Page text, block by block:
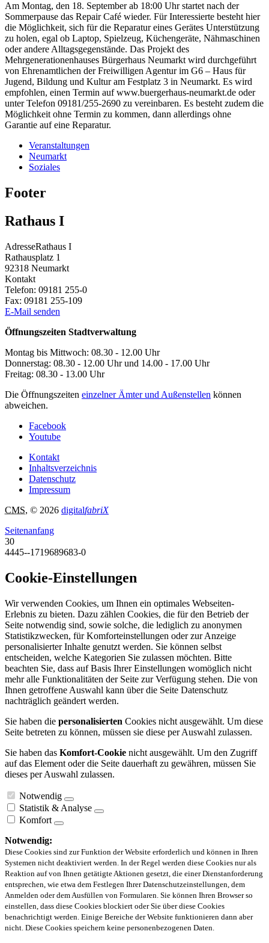
Am Montag, den 18. September ab 18:00 Uhr startet nach der
Sommerpause das Repair Café wieder. Für Interessierte besteht hier
die Möglichkeit, sich für die Reparatur eines Gerätes Unterstützung
zu holen, egal ob Laptop, Spielzeug, Küchengeräte, Nähmaschinen
oder andere Alltagsgegenstände. Das Projekt des
Mehrgenerationenhauses Bürgerhaus Neumarkt wird durchgeführt
von Ehrenamtlichen der Freiwilligen Agentur im G6 – Haus für
Jugend, Bildung und Kultur am Festplatz 3 in Neumarkt. Es wird
empfohlen, einen Termin auf www.buergerhaus-neumarkt.de oder
unter Telefon 09181/255-2690 zu vereinbaren. Es besteht zudem die
Möglichkeit ohne Termin zu kommen, dann allerdings ohne
Garantie auf eine Reparatur.
Veranstaltungen
Neumarkt
Soziales
Footer
Rathaus I
AdresseRathaus I
Rathausplatz 1
92318 Neumarkt
Kontakt
Telefon: 09181 255-0
Fax: 09181 255-109
E-Mail senden
Öffnungszeiten Stadtverwaltung
Montag bis Mittwoch: 08.30 - 12.00 Uhr
Donnerstag: 08.30 - 12.00 Uhr und 14.00 - 17.00 Uhr
Freitag: 08.30 - 13.00 Uhr
Die Öffnungszeiten einzelner Ämter und Außenstellen können
abweichen.
Facebook
Youtube
Kontakt
Inhaltsverzeichnis
Datenschutz
Impressum
CMS, © 2026 digitalfabriX
Seitenanfang
30
4445--1719689683-0
Cookie-Einstellungen
Wir verwenden Cookies, um Ihnen ein optimales Webseiten-
Erlebnis zu bieten. Dazu zählen Cookies, die für den Betrieb der
Seite notwendig sind, sowie solche, die lediglich zu anonymen
Statistikzwecken, für Komforteinstellungen oder zur Anzeige
personalisierter Inhalte genutzt werden. Sie können selbst
entscheiden, welche Kategorien Sie zulassen möchten. Bitte
beachten Sie, dass auf Basis Ihrer Einstellungen womöglich nicht
mehr alle Funktionalitäten der Seite zur Verfügung stehen. Die von
Ihnen getroffene Auswahl kann über die Seite Datenschutz
nachträglich geändert werden.
Sie haben die personalisierten Cookies nicht ausgewählt. Um diese
Seite betreten zu können, müssen sie diese per Auswahl zulassen.
Sie haben das Komfort-Cookie nicht ausgewählt. Um den Zugriff
auf das Element oder die Seite dauerhaft zu gewähren, müssen Sie
dieses per Auswahl zulassen.
Notwendig
Statistik & Analyse
Komfort
Notwendig:
Diese Cookies sind zur Funktion der Website erforderlich und können in Ihren
Systemen nicht deaktiviert werden. In der Regel werden diese Cookies nur als
Reaktion auf von Ihnen getätigte Aktionen gesetzt, die einer Dienstanforderung
entsprechen, wie etwa dem Festlegen Ihrer Datenschutzeinstellungen, dem
Anmelden oder dem Ausfüllen von Formularen. Sie können Ihren Browser so
einstellen, dass diese Cookies blockiert oder Sie über diese Cookies
benachrichtigt werden. Einige Bereiche der Website funktionieren dann aber
nicht. Diese Cookies speichern keine personenbezogenen Daten.